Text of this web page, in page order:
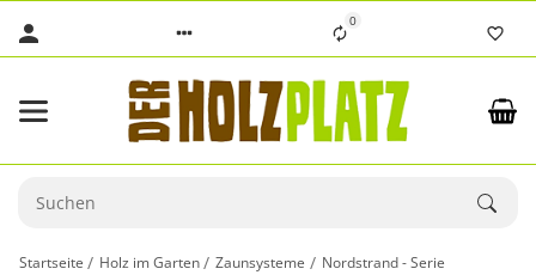
0
Startseite Holz im Garten Zaunsysteme
Nordstrand - Serie